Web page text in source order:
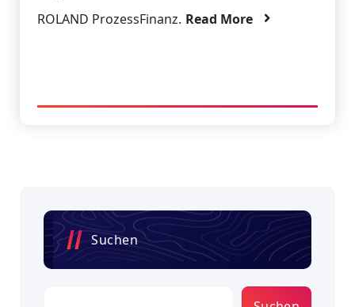
ROLAND ProzessFinanz. Read More
Suchen